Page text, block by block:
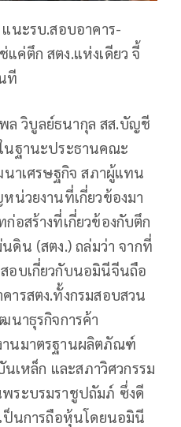
นะรบ.สอบอาคาร-
ค่ตึก สตง.แห่งเดียว จี้
ที
ล วิบูลย์ธนากุล สส.บัญชี
นฐานะประธานคณะ
นาเศรษฐกิจ สภาผู้แทน
น่วยงานที่เกี่ยวข้องมา
อสร้างที่เกี่ยวข้องกับตึก
ดิน (สตง.) ถล่มว่า จากที่
อบเกี่ยวกับนอมินีจีนถือ
ารสตง.ทั้งกรมสอบสวน
นาธุรกิจการค้า
านมาตรฐานผลิตภัณฑ์
เหล็ก และสภาวิศวกรรม
ระบรมราชูปถัมภ์ ซึ่งดี
ป็นการถือหุ้นโดยนอมินี